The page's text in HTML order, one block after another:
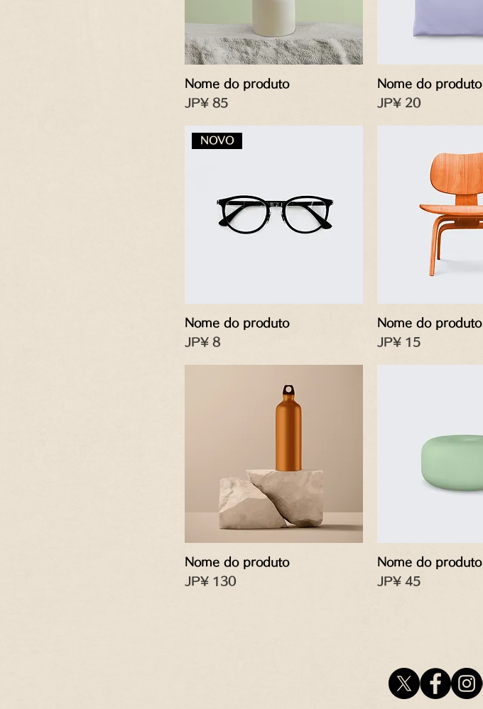
Nome do produto
Preço
JP¥ 85
Nome do produto
Preço
JP¥ 20
NOVO
Nome do produto
Preço
JP¥ 8
Nome do produto
Preço
JP¥ 15
Nome do produto
Preço
JP¥ 130
Nome do produto
Preço
JP¥ 45